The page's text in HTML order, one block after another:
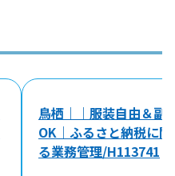
鳥栖｜｜服装自由＆副
OK｜ふるさと納税に
る業務管理/H113741